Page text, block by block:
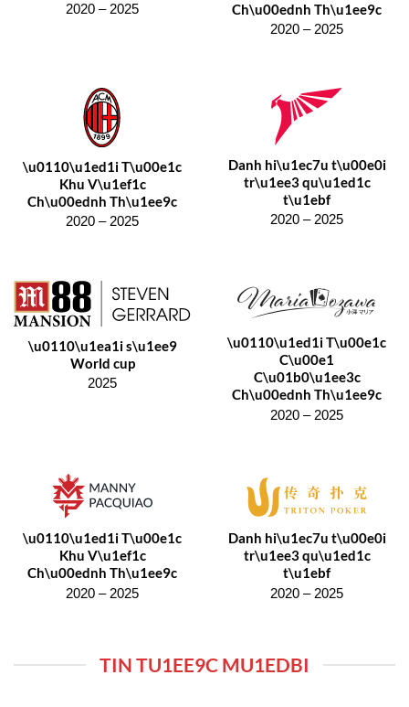
2020 – 2025 Ch\u00ednh Th\u1ee9c
2020 – 2025
\u0110\u1ed1i T\u00e1c
Khu V\u1ef1c
Ch\u00ednh Th\u1ee9c
2020 – 2025
Danh hi\u1ec7u t\u00e0i
tr\u1ee3 qu\u1ed1c
t\u1ebf
2020 – 2025
\u0110\u1ea1i s\u1ee9
World cup
2025
\u0110\u1ed1i T\u00e1c
C\u00e1
C\u01b0\u1ee3c
Ch\u00ednh Th\u1ee9c
2020 – 2025
\u0110\u1ed1i T\u00e1c
Khu V\u1ef1c
Ch\u00ednh Th\u1ee9c
2020 – 2025
Danh hi\u1ec7u t\u00e0i
tr\u1ee3 qu\u1ed1c
t\u1ebf
2020 – 2025
TIN TU1EE9C MU1EDBI